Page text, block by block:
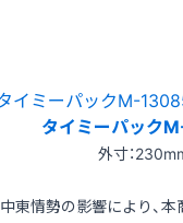
タイミーパック
外寸：
東情勢の影響により、